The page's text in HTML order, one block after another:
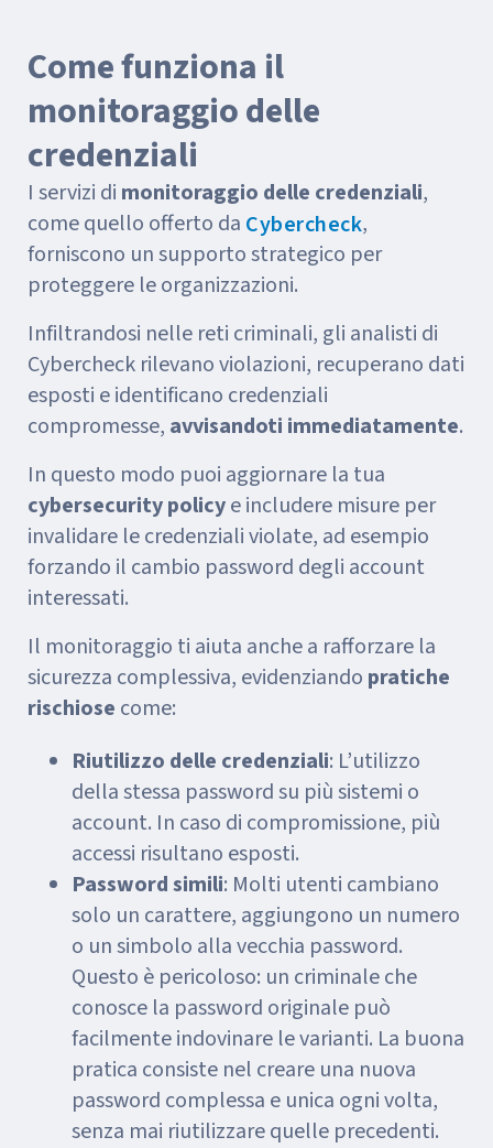
Come funziona il
monitoraggio delle
credenziali
I servizi di monitoraggio delle credenziali,
come quello offerto da Cybercheck,
forniscono un supporto strategico per
proteggere le organizzazioni.
Infiltrandosi nelle reti criminali, gli analisti di
Cybercheck rilevano violazioni, recuperano dati
esposti e identificano credenziali
compromesse, avvisandoti immediatamente.
In questo modo puoi aggiornare la tua
cybersecurity policye includere misure per
invalidare le credenziali violate, ad esempio
forzando il cambio password degli account
interessati.
Il monitoraggio ti aiuta anche a rafforzare la
sicurezza complessiva, evidenziando pratiche
rischiose come:
Riutilizzo delle credenziali: L’utilizzo
della stessa password su più sistemi o
account. In caso di compromissione, più
accessi risultano esposti.
Password simili: Molti utenti cambiano
solo un carattere, aggiungono un numero
o un simbolo alla vecchia password.
Questo è pericoloso: un criminale che
conosce la password originale può
facilmente indovinare le varianti. La buona
pratica consiste nel creare una nuova
password complessa e unica ogni volta,
senza mai riutilizzare quelle precedenti.